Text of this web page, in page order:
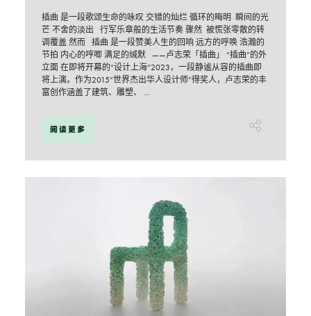
插曲 是一段歌颂生命的咏叹 交错的灿烂 循环的晦明 瞬间的光
芒 不舍的淡出 行军乐章般的生活节奏 骤然 被慌张零散的转
调覆盖 然而 插曲 是一段赞美人生的回响 远方的呼唤 浩瀚的
节拍 内心的哼唧 满足的缄默 ——卢志荣「插曲」 “插曲”的外
立面 在即将开幕的“设计上海”2023，一段静谧从容的插曲即
将上演。作为2015“世界杰出华人设计师”得奖人，卢志荣的丰
富创作涵盖了建筑、雕塑、 ...
阅读更多